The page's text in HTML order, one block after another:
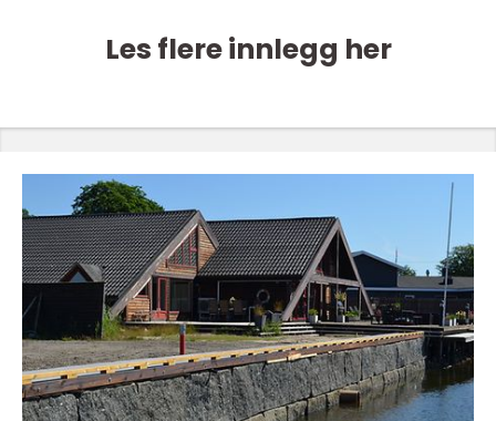
Les flere innlegg her